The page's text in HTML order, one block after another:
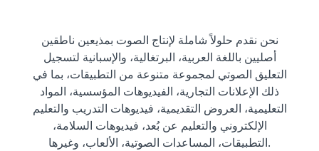
نحن نقدم حلولاً شاملة لإنتاج الصوت بمذيعين ناطقين
أصليين باللغة العربية، البرتغالية، والإسبانية لتسجيل
التعليق الصوتي لمجموعة متنوعة من التطبيقات، بما في
ذلك الإعلانات التجارية، الفيديوهات المؤسسية، المواد
التعليمية، العروض التقديمية، فيديوهات التدريب والتعليم
الإلكتروني والتعليم عن بُعد، فيديوهات السلامة،
التطبيقات، المساعدات الصوتية، الألعاب، وغيرها.